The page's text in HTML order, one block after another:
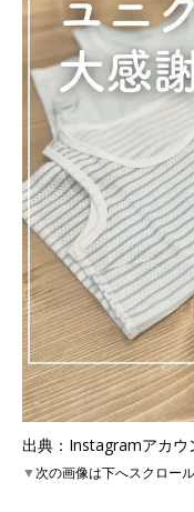
出典：Instagramアカウ
▼次の画像は下へスクロー